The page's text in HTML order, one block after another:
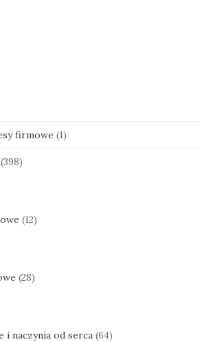
firmowe (1)
(398)
(12)
(28)
i naczynia od serca (64)